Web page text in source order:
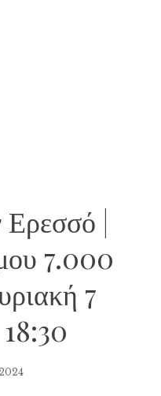
Ερεσσό |
7.000
7
2024